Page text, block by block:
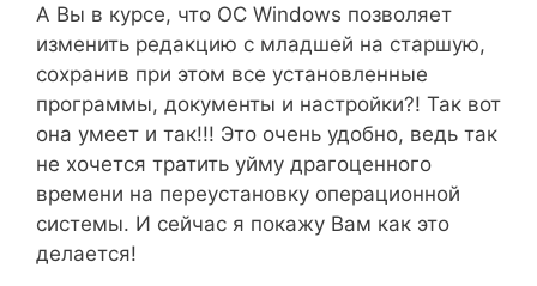
А Вы в курсе, что ОС Windows позволяет
изменить редакцию с младшей на старшую,
сохранив при этом все установленные
программы, документы и настройки?! Так вот
она умеет и так!!! Это очень удобно, ведь так
не хочется тратить уйму драгоценного
времени на переустановку операционной
системы. И сейчас я покажу Вам как это
делается!